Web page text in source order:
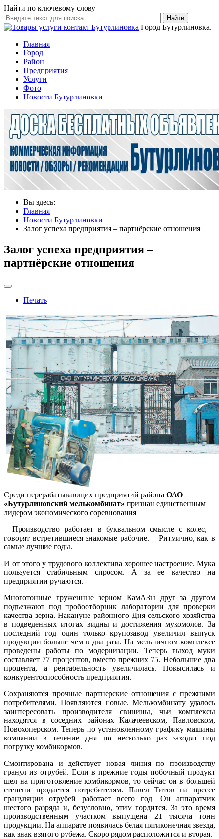
Найти по ключевому слову
Найти
Город Бутурлиновка.
Главная
Город
Район
Предприятия
Услуги
Фото
Новости Бутурлиновки
Вы здесь:
Главная
Новости Бутурлиновки
Залог успеха предприятия – партнёрские отношения
Залог успеха предприятия –
партнёрские отношения
Печать
Среди перерабатывающих предприятий района ОАО
«Бутурлиновский мелькомбинат» признан единственным
лидером экономического соревнования
– Производство работает в буквальном смысле с колес, –
говорят встретившиеся знакомые рабочие. – Ритмично, как в
самые лучшие годы.
И от этого у трудового коллектива хорошее настроение. Мука
пользуется стабильным спросом. А за ее качество на
предприятии ручаются.
Многотонные груженные зерном КамАЗы друг за другом
подъезжают под пробоотборник лаборатории для проверки
качества зерна. Накануне районного Дня сельского хозяйства
в подведенных итогах видны и достижения мукомолов. За
последний год один только крупозавод увеличил выпуск
продукции больше чем в два раза. На мельничном комплексе
проведены работы по модернизации. Теперь выход муки
составляет 77 процентов, вместо прежних 75. Небольшие два
процента, а рентабельность увеличилась. Повысилась и
конкурентоспособность предприятия.
Сохраняются прочные партнерские отношения с прежними
потребителями. Появляются новые. Мелькомбинату удалось
заинтересовать производителя свинины, чьи комплексы
находятся в соседних районах Калачеевском, Павловском,
Новохоперском. Теперь по установленному графику машины
компании в течение дня по несколько раз заходят под
погрузку комбикормов.
Смонтирована и действует новая линия по производству
гранул из отрубей. Если в прежние годы побочный продукт
шел на приготовление комбикормов, то сейчас он в большей
степени продается потребителям. Павел Титов на прессе
грануляции отрубей работает всего год. Он аппаратчик
шестого разряда и, безусловно, этим гордится. За это время
производственным участком выпущена 21 тысяча тонн
продукции. На аппарате появилась белая пятиконечная звезда,
как знак взятого рубежа. Скоро рядом расположится и вторая.